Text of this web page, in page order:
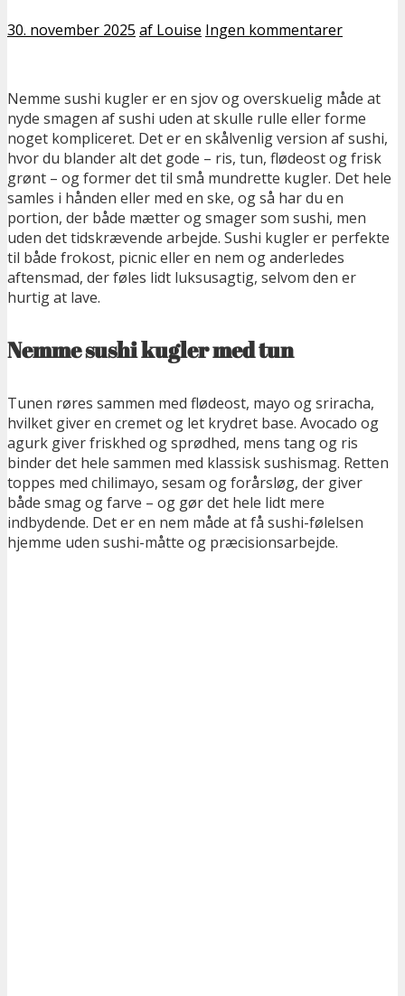
30. november 2025 af Louise Ingen kommentarer
Nemme sushi kugler er en sjov og overskuelig måde at
nyde smagen af sushi uden at skulle rulle eller forme
noget kompliceret. Det er en skålvenligversion af sushi,
hvor du blander alt det gode – ris, tun, flødeost og frisk
grønt – og former det til små mundrette kugler. Det hele
samles i hånden eller med en ske, og så har du en
portion, der både mætter og smager som sushi, men
uden det tidskrævende arbejde. Sushi kugler er perfekte
til både frokost, picnic eller en nem og anderledes
aftensmad, der føles lidt luksusagtig, selvom den er
hurtig at lave.
Nemme sushi kugler med tun
Tunen røres sammen med flødeost, mayo og sriracha,
hvilket giver en cremet og let krydret base. Avocado og
agurk giver friskhed og sprødhed, mens tang og ris
binder det hele sammen med klassisk sushismag. Retten
toppes med chilimayo, sesam og forårsløg, der giver
både smag og farve – og gør det hele lidt mere
indbydende. Det er en nem måde at få sushi-følelsen
hjemme uden sushi-måtte og præcisionsarbejde.